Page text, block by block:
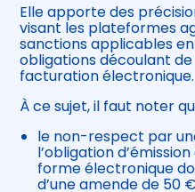
Elle apporte des
visant les plateformes
sanctions applicables
obligations découlant
facturation électronique.
À ce sujet, il faut noter
le non-respect par
l’obligation
forme électronique
d’une amende de 50